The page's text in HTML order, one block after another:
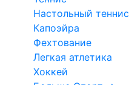
Настольный теннис
Капоэйра
Фехтование
Легкая атлетика
Хоккей